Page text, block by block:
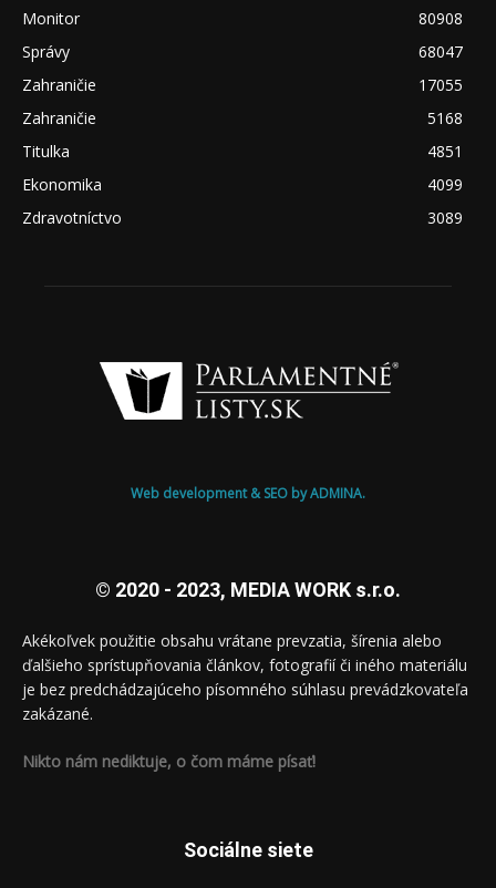
Monitor
80908
Správy
68047
Zahraničie
17055
Zahraničie
5168
Titulka
4851
Ekonomika
4099
Zdravotníctvo
3089
Web development & SEO by ADMINA.
© 2020 - 2023, MEDIA WORK s.r.o.
Akékoľvek použitie obsahu vrátane prevzatia, šírenia alebo
ďalšieho sprístupňovania článkov, fotografií či iného materiálu
je bez predchádzajúceho písomného súhlasu prevádzkovateľa
zakázané.
Nikto nám nediktuje, o čom máme písať!
Sociálne siete